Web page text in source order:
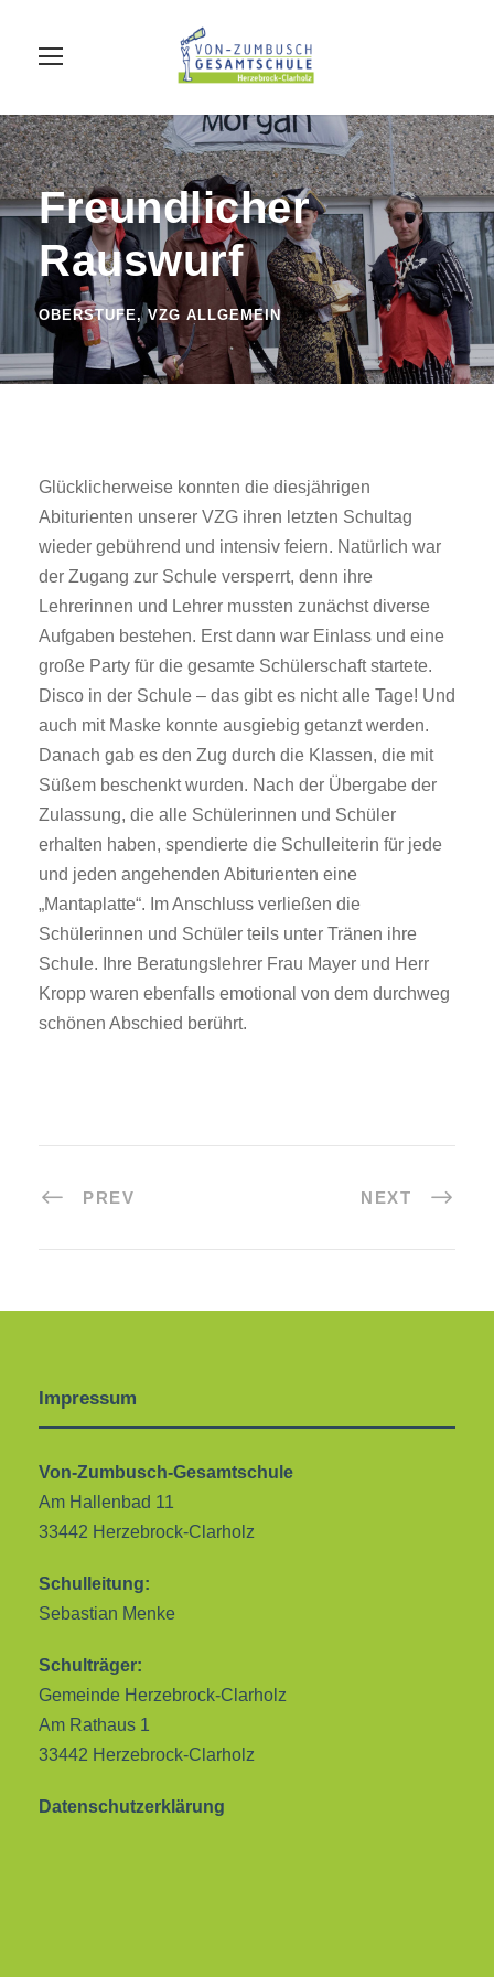
Freundlicher
Rauswurf
OBERSTUFE, VZG ALLGEMEIN
Glücklicherweise konnten die diesjährigen
Abiturienten unserer VZG ihren letzten Schultag
wieder gebührend und intensiv feiern. Natürlich war
der Zugang zur Schule versperrt, denn ihre
Lehrerinnen und Lehrer mussten zunächst diverse
Aufgaben bestehen. Erst dann war Einlass und eine
große Party für die gesamte Schülerschaft startete.
Disco in der Schule – das gibt es nicht alle Tage! Und
auch mit Maske konnte ausgiebig getanzt werden.
Danach gab es den Zug durch die Klassen, die mit
Süßem beschenkt wurden. Nach der Übergabe der
Zulassung, die alle Schülerinnen und Schüler
erhalten haben, spendierte die Schulleiterin für jede
und jeden angehenden Abiturienten eine
„Mantaplatte“. Im Anschluss verließen die
Schülerinnen und Schüler teils unter Tränen ihre
Schule. Ihre Beratungslehrer Frau Mayer und Herr
Kropp waren ebenfalls emotional von dem durchweg
schönen Abschied berührt.
PREV NEXT
Impressum
Von-Zumbusch-Gesamtschule
Am Hallenbad 11
33442 Herzebrock-Clarholz
Schulleitung:
Sebastian Menke
Schulträger:
Gemeinde Herzebrock-Clarholz
Am Rathaus 1
33442 Herzebrock-Clarholz
Datenschutzerklärung